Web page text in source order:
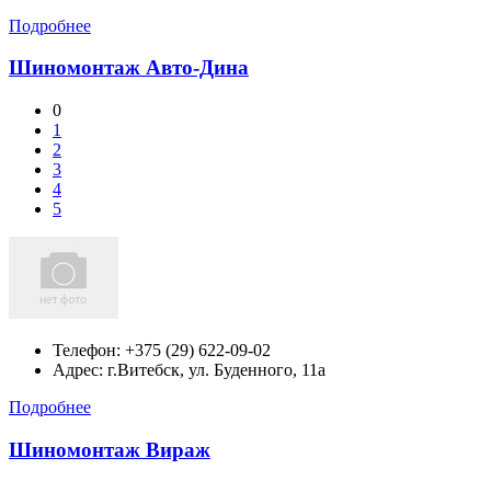
Подробнее
Шиномонтаж Авто-Дина
0
1
2
3
4
5
Телефон: +375 (29) 622-09-02
Адрес: г.Витебск, ул. Буденного, 11а
Подробнее
Шиномонтаж Вираж